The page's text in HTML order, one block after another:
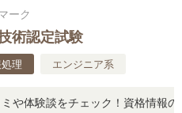
ーク
術認定試験
理 エンジニア系
験談をチェック！資格情報の下